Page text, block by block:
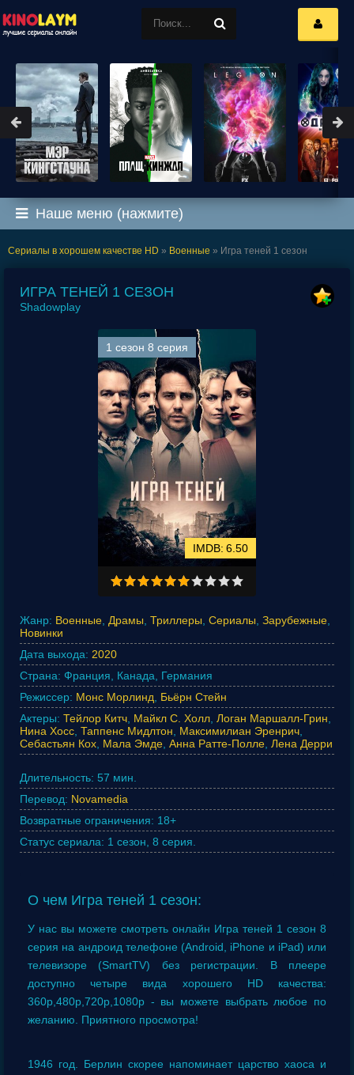
Наше меню (нажмите)
Сериалы в хорошем качестве HD » Военные » Игра теней 1 сезон
ИГРА ТЕНЕЙ 1 СЕЗОН
Shadowplay
1 сезон 8 серия
6.50
Жанр: Военные Драмы Триллеры Сериалы Зарубежные
Новинки
Дата выхода: 2020
Страна: Франция, Канада, Германия
Режиссер: Монс Морлинд
Бьёрн Стейн
Актеры: Тейлор Китч Майкл С. Холл Логан Маршалл-Грин
Нина Хосс Таппенс Мидлтон Максимилиан Эренрич
Себастьян Кох Мала Эмде Анна Ратте-Полле Лена Дерри
Длительность: 57 мин.
Перевод: Novamedia
Возвратные ограничения: 18+
Статус сериала: 1 сезон, 8 серия.
О чем Игра теней 1 сезон:
У нас вы можете смотреть онлайн Игра теней 1 сезон 8
серия на андроид телефоне (Android, iPhone и iPad) или
телевизоре (SmartTV) без регистрации. В плеере
доступно четыре вида хорошего HD качества:
360p,480p,720p,1080p - вы можете выбрать любое по
желанию. Приятного просмотра!
1946 год. Берлин скорее напоминает царство хаоса и